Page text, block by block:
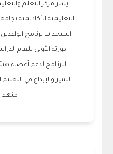
يسر مركز التعلم
التعليمية الأكاديمية
استحداث برنامج
البرنامج لدعم أعضاء
التميز والإبداع في
منهم